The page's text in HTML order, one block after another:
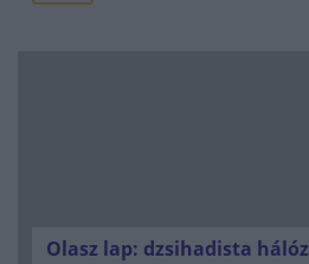
Olasz lap: dzsihadista